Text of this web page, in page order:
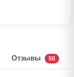
Отзывы 50